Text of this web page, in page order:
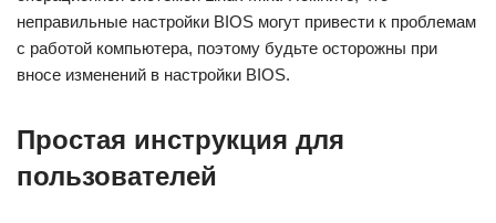
неправильные настройки BIOS могут привести к проблемам
с работой компьютера, поэтому будьте осторожны при
вносе изменений в настройки BIOS.
Простая инструкция для
пользователей